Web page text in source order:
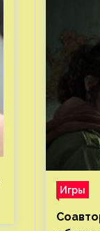
Игры